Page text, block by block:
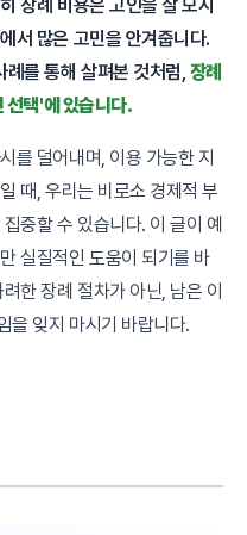
장례 비용은 고인을 잘 모시
서 많은 고민을 안겨줍니다.
를 통해 살펴본 것처럼, 장례
선택'에 있습니다.
를 덜어내며, 이용 가능한 지
때, 우리는 비로소 경제적 부
중할 수 있습니다. 이 글이 예
실질적인 도움이 되기를 바
한 장례 절차가 아닌, 남은 이
을 잊지 마시기 바랍니다.